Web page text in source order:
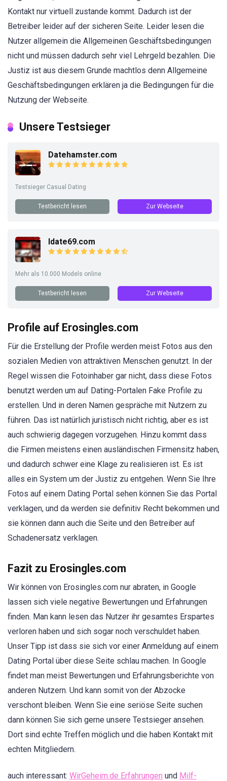
Kontakt nur virtuell zustande kommt. Dadurch ist der
Betreiber leider auf der sicheren Seite. Leider lesen die
Nutzer allgemein die Allgemeinen Geschäftsbedingungen
nicht und müssen dadurch sehr viel Lehrgeld bezahlen. Die
Justiz ist aus diesem Grunde machtlos denn Allgemeine
Geschäftsbedingungen erklären ja die Bedingungen für die
Nutzung der Webseite.
Unsere Testsieger
Datehamster.com
Testsieger Casual Dating
Testbericht lesen Zur Webseite
Idate69.com
Mehr als 10.000 Models online
Testbericht lesen Zur Webseite
Profile auf Erosingles.com
Für die Erstellung der Profile werden meist Fotos aus den
sozialen Medien von attraktiven Menschen genutzt. In der
Regel wissen die Fotoinhaber gar nicht, dass diese Fotos
benutzt werden um auf Dating-Portalen Fake Profile zu
erstellen. Und in deren Namen gespräche mit Nutzern zu
führen. Das ist natürlich juristisch nicht richtig, aber es ist
auch schwierig dagegen vorzugehen. Hinzu kommt dass
die Firmen meistens einen ausländischen Firmensitz haben,
und dadurch schwer eine Klage zu realisieren ist. Es ist
alles ein System um der Justiz zu entgehen. Wenn Sie Ihre
Fotos auf einem Dating Portal sehen können Sie das Portal
verklagen, und da werden sie definitiv Recht bekommen und
sie können dann auch die Seite und den Betreiber auf
Schadenersatz verklagen.
Fazit zu Erosingles.com
Wir können von Erosingles.com nur abraten, in Google
lassen sich viele negative Bewertungen und Erfahrungen
finden. Man kann lesen das Nutzer ihr gesamtes Erspartes
verloren haben und sich sogar noch verschuldet haben.
Unser Tipp ist dass sie sich vor einer Anmeldung auf einem
Dating Portal über diese Seite schlau machen. In Google
findet man meist Bewertungen und Erfahrungsberichte von
anderen Nutzern. Und kann somit von der Abzocke
verschont bleiben. Wenn Sie eine seriöse Seite suchen
dann können Sie sich gerne unsere Testsieger ansehen.
Dort sind echte Treffen möglich und die haben Kontakt mit
echten Mitgliedern.
auch interessant: WirGeheim.de Erfahrungen und Milf-